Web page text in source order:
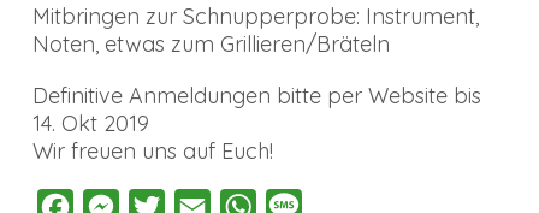
Mitbringen zur Schnupperprobe: Instrument,
Noten, etwas zum Grillieren/Bräteln
Definitive Anmeldungen bitte per Website bis
14. Okt 2019
Wir freuen uns auf Euch!
FacebookMessenger
Twitter Email WhatsApp